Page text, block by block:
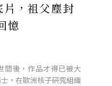
，祖父塵封
憶
間後，作品才得已被大
，在歐洲核子研究組織